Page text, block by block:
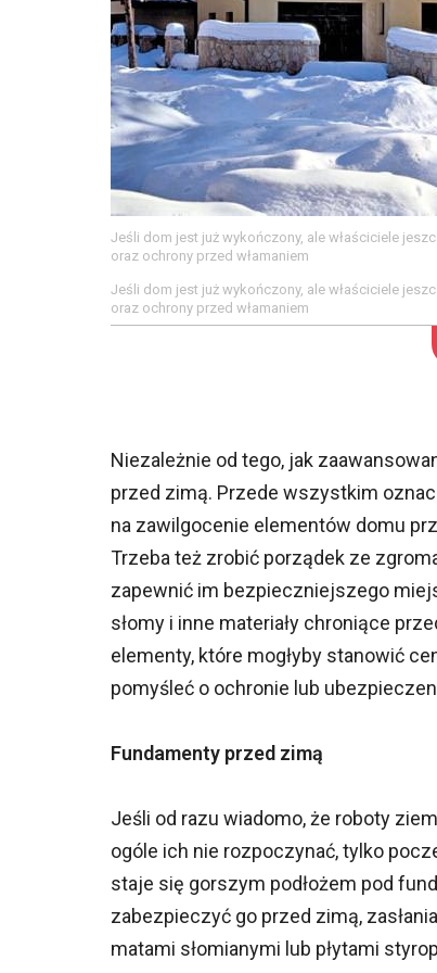
Jeśli dom jest już wykończony, ale właściciele
oraz ochrony przed włamaniem
Jeśli dom jest już wykończony, ale właściciele
oraz ochrony przed włamaniem
Niezależnie od tego, jak
przed zimą. Przede wszystkim
na zawilgocenie elementów domu
Trzeba też zrobić porządek ze
zapewnić im bezpieczniejszego
słomy i inne materiały chroniące
elementy, które mogłyby stanowić
pomyśleć o ochronie lub
Fundamenty przed zimą
Jeśli od razu wiadomo, że roboty
ogóle ich nie rozpoczynać, tylko
staje się gorszym podłożem pod
zabezpieczyć go przed zimą,
matami słomianymi lub płytami